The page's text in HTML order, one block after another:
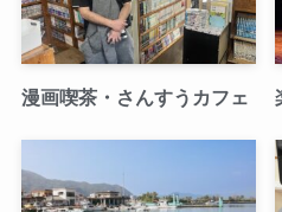
漫画喫茶・さんすうカフェ